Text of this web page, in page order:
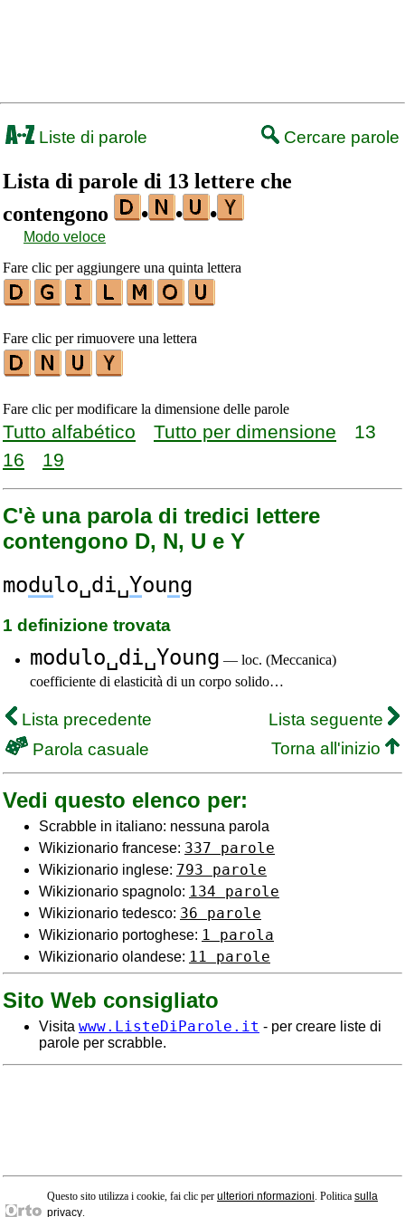
Liste di parole Cercare parole
Lista di parole di 13 lettere che
contengono
• • •
Modo veloce
Fare clic per aggiungere una quinta lettera
Fare clic per rimuovere una lettera
Fare clic per modificare la dimensione delle parole
Tutto alfabético Tutto per dimensione
13
16
19
C'è una parola di tredici lettere
contengono D, N, U e Y
modulo␣di␣Young
1 definizione trovata
modulo␣di␣Young — loc. (Meccanica)
coefficiente di elasticità di un corpo solido…
Lista precedente
Lista seguente
Parola casuale
Torna all'inizio
Vedi questo elenco per:
Scrabble in italiano: nessuna parola
Wikizionario francese: 337 parole
Wikizionario inglese: 793 parole
Wikizionario spagnolo: 134 parole
Wikizionario tedesco: 36 parole
Wikizionario portoghese: 1 parola
Wikizionario olandese: 11 parole
Sito Web consigliato
Visita www.ListeDiParole.it - per creare liste di
parole per scrabble.
Questo sito utilizza i cookie, fai clic per ulteriori nformazioni. Politica sulla
privacy.